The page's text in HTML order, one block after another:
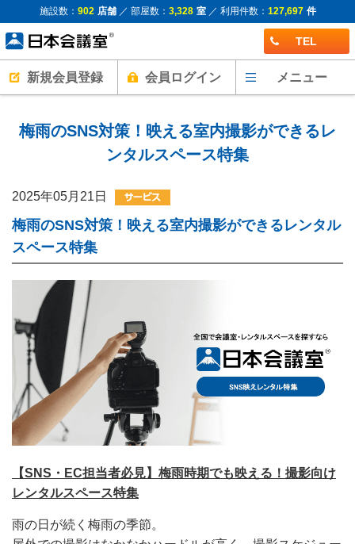
施設数： 902 店舗／ 部屋数： 3,328 室／ 利用件数： 127,697 件
TEL
新規会員登録 会員ログイン メニュー
梅雨のSNS対策！映える室内撮影ができるレ
ンタルスペース特集
2025年05月21日
梅雨のSNS対策！映える室内撮影ができるレンタル
スペース特集
【SNS・EC担当者必見】梅雨時期でも映える！撮影向け
レンタルスペース特集
雨の日が続く梅雨の季節。